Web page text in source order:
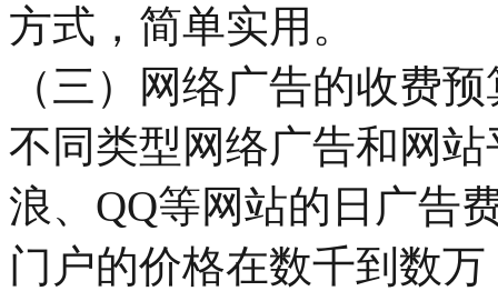
方式，简单实用。
（三）网络广告的收费预
不同类型网络广告和网
浪、QQ等网站的日广告
门户的价格在数千到数